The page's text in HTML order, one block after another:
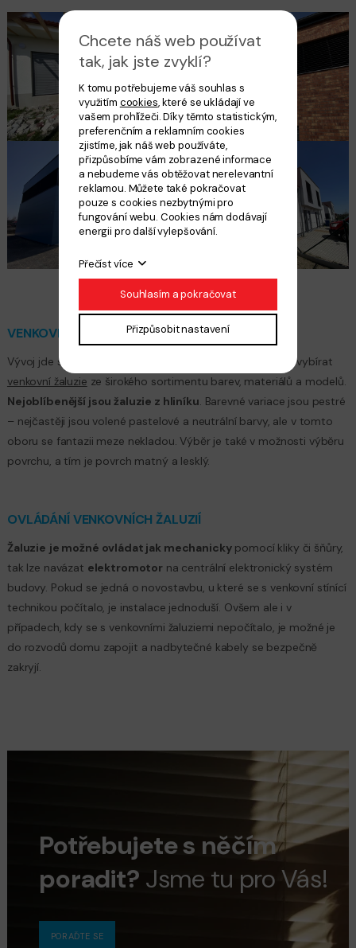
VENKOVNÍ ŽALUZIE A MATERIÁL
Vývoj jde stále kupředu, a proto můžeme v dnešní době vybírat
venkovní žaluzie ze širokého sortimentu barev, materiálů a modelů.
Nejoblíbenější jsou žaluzie z hliníku. Barevné variace jsou pestré
– nejčastěji jsou volené pastelové a neutrální barvy, ale v tomto
oboru se fantazii meze nekladou. Výběr je také v možnosti výběru
povrchu, a tím je povrch matný a lesklý.
OVLÁDÁNÍ VENKOVNÍCH ŽALUZIÍ
Žaluzie je možné ovládat jak mechanickypomocí kliky či šňůry,
tak lze navázat elektromotor na centrální elektronický systém
budovy. Pokud se jedná o novostavbu, u které se s venkovní stínící
technikou počítalo, je instalace jednoduší. Ovšem ale i v
případech, kdy se s venkovními žaluziemi nepočítalo, je možné je
do rozvodů domu zapojit a nadbytečné kabely se bezpečně
zakryjí.
Potřebujete s něčím
poradit? Jsme tu pro Vás!
PORAĎTE SE
Chcete náš web používat
tak, jak jste zvyklí?
K tomu potřebujeme váš souhlas s
využitím cookies, které se ukládají ve
vašem prohlížeči. Díky těmto statistickým,
preferenčním a reklamním cookies
zjistíme, jak náš web používáte,
přizpůsobíme vám zobrazené informace
a nebudeme vás obtěžovat nerelevantní
reklamou. Můžete také pokračovat
pouze s cookies nezbytnými pro
fungování webu. Cookies nám dodávají
energii pro další vylepšování.
Přečíst více
Souhlasím a pokračovat
Přizpůsobit nastavení